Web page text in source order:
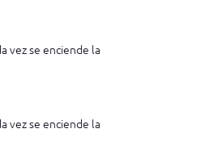
vez se enciende la
vez se enciende la